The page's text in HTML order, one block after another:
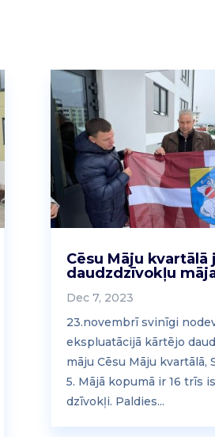
Cēsu Māju kvartālā
daudzdzīvokļu
Dec 7, 2023
23.novembrī svinīgi
ekspluatācijā kārtējo
māju Cēsu Māju kvartālā,
5. Mājā kopumā ir 16 trīs
dzīvokļi. Paldies...